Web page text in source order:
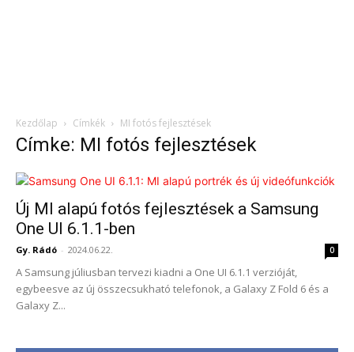
Kezdőlap Címkék MI fotós fejlesztések
Címke: MI fotós fejlesztések
Új MI alapú fotós fejlesztések a Samsung
One UI 6.1.1-ben
Gy. Rádó - 2024.06.22. 0
A Samsung júliusban tervezi kiadni a One UI 6.1.1 verzióját,
egybeesve az új összecsukható telefonok, a Galaxy Z Fold 6 és a
Galaxy Z...